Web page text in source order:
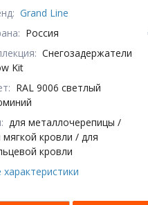
Grand Line
Россия
Снегозадержатели
Kit
RAL 9006 светлый
для металлочерепицы /
мягкой кровли / для
кровли
характеристики